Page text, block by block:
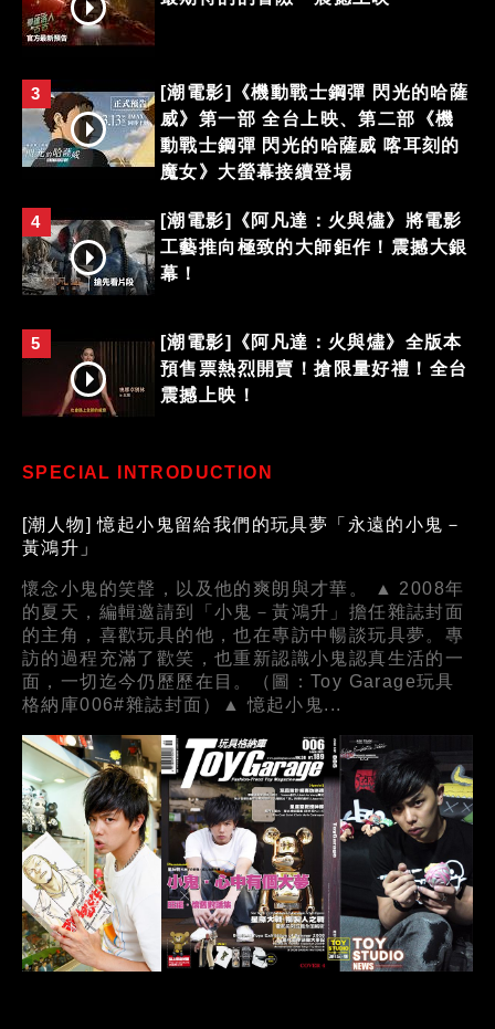
3
[潮電影]《機動戰士鋼彈 閃光的哈薩
威》第一部 全台上映、第二部《機
動戰士鋼彈 閃光的哈薩威 喀耳刻的
魔女》大螢幕接續登場
4
[潮電影]《阿凡達：火與燼》將電影
工藝推向極致的大師鉅作！震撼大銀
幕！
5
[潮電影]《阿凡達：火與燼》全版本
預售票熱烈開賣！搶限量好禮！全台
震撼上映！
SPECIAL INTRODUCTION
[潮人物] 憶起小鬼留給我們的玩具夢「永遠的小鬼－
黃鴻升」
懷念小鬼的笑聲，以及他的爽朗與才華。 ▲ 2008年
的夏天，編輯邀請到「小鬼－黃鴻升」擔任雜誌封面
的主角，喜歡玩具的他，也在專訪中暢談玩具夢。專
訪的過程充滿了歡笑，也重新認識小鬼認真生活的一
面，一切迄今仍歷歷在目。（圖：Toy Garage玩具
格納庫006#雜誌封面）▲ 憶起小鬼...